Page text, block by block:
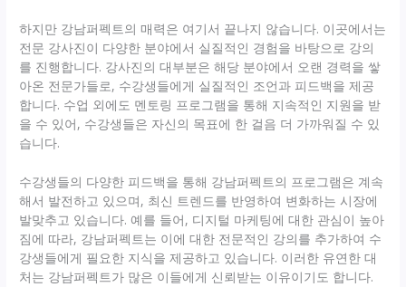
하지만 강남퍼펙트의 매력은 여기서 끝나지 않습니다. 이곳에서는
전문 강사진이 다양한 분야에서 실질적인 경험을 바탕으로 강의
를 진행합니다. 강사진의 대부분은 해당 분야에서 오랜 경력을 쌓
아온 전문가들로, 수강생들에게 실질적인 조언과 피드백을 제공
합니다. 수업 외에도 멘토링 프로그램을 통해 지속적인 지원을 받
을 수 있어, 수강생들은 자신의 목표에 한 걸음 더 가까워질 수 있
습니다.
수강생들의 다양한 피드백을 통해 강남퍼펙트의 프로그램은 계속
해서 발전하고 있으며, 최신 트렌드를 반영하여 변화하는 시장에
발맞추고 있습니다. 예를 들어, 디지털 마케팅에 대한 관심이 높아
짐에 따라, 강남퍼펙트는 이에 대한 전문적인 강의를 추가하여 수
강생들에게 필요한 지식을 제공하고 있습니다. 이러한 유연한 대
처는 강남퍼펙트가 많은 이들에게 신뢰받는 이유이기도 합니다.